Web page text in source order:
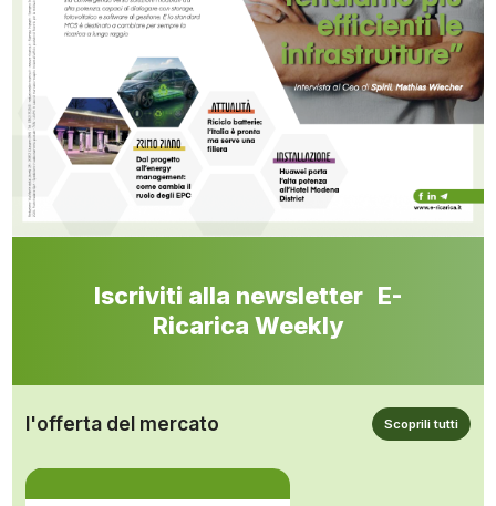
Iscriviti alla newsletter E-
Ricarica Weekly
l'offerta del mercato Scoprili tutti